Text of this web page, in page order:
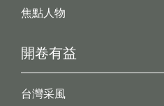
開卷有益
台灣采風
焦點人物